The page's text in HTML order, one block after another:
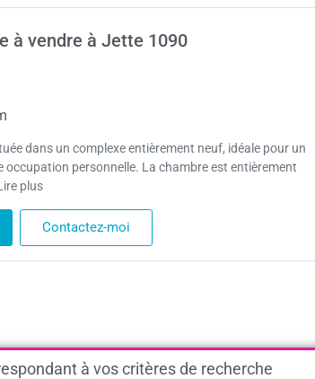
à vendre à Jette 1090
dans un complexe entièrement neuf, idéale pour un
occupation personnelle. La chambre est entièrement
plus
Contactez-moi
à vos critères de recherche